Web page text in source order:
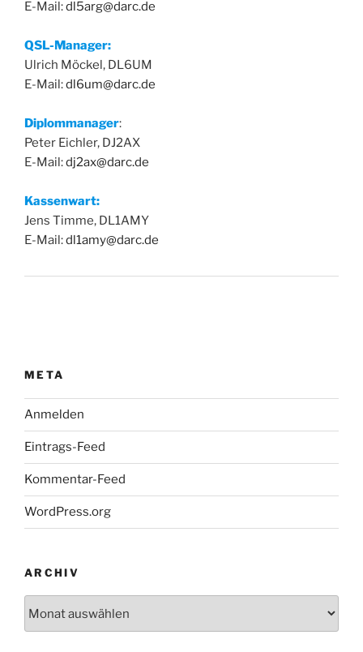
E-Mail:dl5arg@darc.de
QSL-Manager:
Ulrich Möckel, DL6UM
E-Mail:dl6um@darc.de
Diplommanager:
Peter Eichler, DJ2AX
E-Mail:dj2ax@darc.de
Kassenwart:
Jens Timme, DL1AMY
E-Mail:dl1amy@darc.de
META
Anmelden
Eintrags-Feed
Kommentar-Feed
WordPress.org
ARCHIV